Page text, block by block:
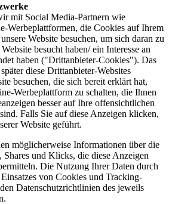
mit Social Media-Partnern wie
Werbeplattformen, die Cookies auf Ihrem
Website besuchen, um sich daran zu
besucht haben/ ein Interesse an
haben ("Drittanbieter-Cookies"). Das
diese Drittanbieter-Websites
besuchen, die sich bereit erklärt hat,
Werbeplattform zu schalten, die Ihnen
besser auf Ihre offensichtlichen
Falls Sie auf diese Anzeigen klicken,
Website geführt.
möglicherweise Informationen über die
Shares und Klicks, die diese Anzeigen
Die Nutzung Ihrer Daten durch
von Cookies und Tracking-
Datenschutzrichtlinien des jeweils